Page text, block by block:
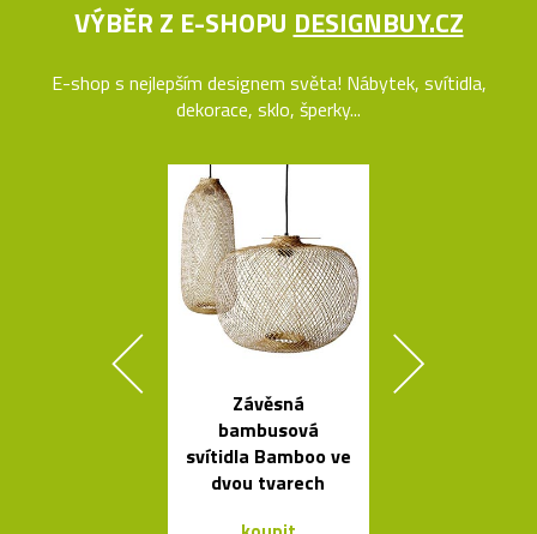
VÝBĚR Z E-SHOPU DESIGNBUY.CZ
E-shop s nejlepším designem světa! Nábytek, svítidla,
dekorace, sklo, šperky...
Závěsná
bambusová
svítidla Bamboo ve
dvou tvarech